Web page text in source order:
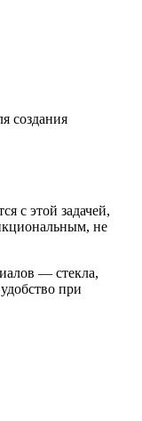
создания
с этой задачей,
не
— стекла,
при